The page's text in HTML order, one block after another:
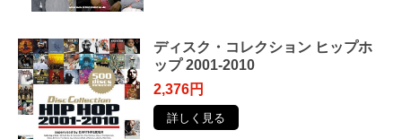
ディスク・コレクション ヒップホ
ップ 2001-2010
2,376円
詳しく見る